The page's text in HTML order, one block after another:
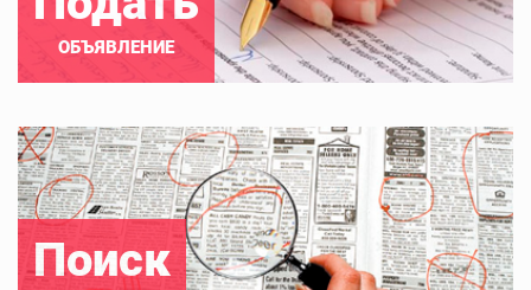
ОБЪЯВЛЕНИЕ
Поиск